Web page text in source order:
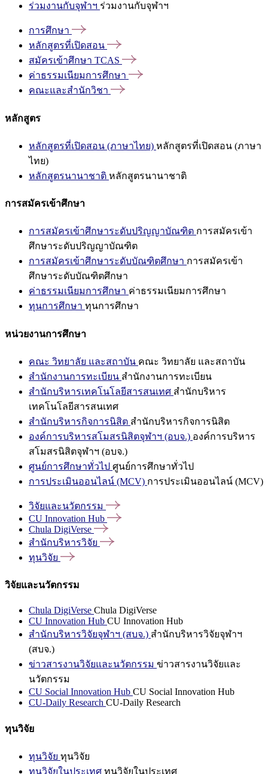
ร่วมงานกับจุฬาฯ ร่วมงานกับจุฬาฯ
การศึกษา
หลักสูตรที่เปิดสอน
สมัครเข้าศึกษา TCAS
ค่าธรรมเนียมการศึกษา
คณะและสำนักวิชา
หลักสูตร
หลักสูตรที่เปิดสอน (ภาษาไทย) หลักสูตรที่เปิดสอน (ภาษา
ไทย)
หลักสูตรนานาชาติ หลักสูตรนานาชาติ
การสมัครเข้าศึกษา
การสมัครเข้าศึกษาระดับปริญญาบัณฑิต การสมัครเข้า
ศึกษาระดับปริญญาบัณฑิต
การสมัครเข้าศึกษาระดับบัณฑิตศึกษา การสมัครเข้า
ศึกษาระดับบัณฑิตศึกษา
ค่าธรรมเนียมการศึกษา ค่าธรรมเนียมการศึกษา
ทุนการศึกษา ทุนการศึกษา
หน่วยงานการศึกษา
คณะ วิทยาลัย และสถาบัน คณะ วิทยาลัย และสถาบัน
สำนักงานการทะเบียน สำนักงานการทะเบียน
สำนักบริหารเทคโนโลยีสารสนเทศ สำนักบริหาร
เทคโนโลยีสารสนเทศ
สำนักบริหารกิจการนิสิต สำนักบริหารกิจการนิสิต
องค์การบริหารสโมสรนิสิตจุฬาฯ (อบจ.) องค์การบริหาร
สโมสรนิสิตจุฬาฯ (อบจ.)
ศูนย์การศึกษาทั่วไป ศูนย์การศึกษาทั่วไป
การประเมินออนไลน์ (MCV) การประเมินออนไลน์ (MCV)
วิจัยและนวัตกรรม
CU Innovation Hub
Chula DigiVerse
สำนักบริหารวิจัย
ทุนวิจัย
วิจัยและนวัตกรรม
Chula DigiVerse Chula DigiVerse
CU Innovation Hub CU Innovation Hub
สำนักบริหารวิจัยจุฬาฯ (สบจ.) สำนักบริหารวิจัยจุฬาฯ
(สบจ.)
ข่าวสารงานวิจัยและนวัตกรรม ข่าวสารงานวิจัยและ
นวัตกรรม
CU Social Innovation Hub CU Social Innovation Hub
CU-Daily Research CU-Daily Research
ทุนวิจัย
ทุนวิจัย ทุนวิจัย
ทุนวิจัยในประเทศ ทุนวิจัยในประเทศ